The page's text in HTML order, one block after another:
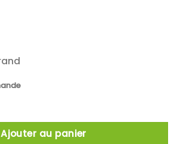
with 7 pcs 100 mm spikes
Ajouter au panier